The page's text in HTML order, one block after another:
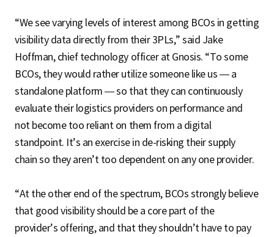
“We see varying levels of interest among BCOs in getting
visibility data directly from their 3PLs,” said Jake
Hoffman, chief technology officer at Gnosis. “To some
BCOs, they would rather utilize someone like us — a
standalone platform — so that they can continuously
evaluate their logistics providers on performance and
not become too reliant on them from a digital
standpoint. It’s an exercise in de-risking their supply
chain so they aren’t too dependent on any one provider.
“At the other end of the spectrum, BCOs strongly believe
that good visibility should be a core part of the
provider’s offering, and that they shouldn’t have to pay